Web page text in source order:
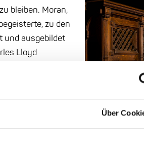
Über
bleiben. Moran,
zu den
und ausgebildet
Lloyd
in der
was zu
die
vergessenen
meisterhafte